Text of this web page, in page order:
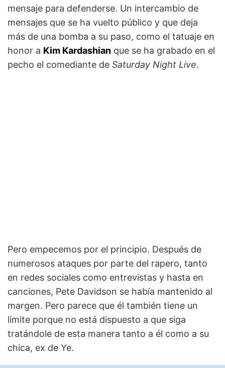
mensaje para defenderse. Un intercambio de
mensajes que se ha vuelto público y que deja
más de una bomba a su paso, como el tatuaje en
honor a Kim Kardashian que se ha grabado en el
pecho el comediante de Saturday Night Live.
Pero empecemos por el principio. Después de
numerosos ataques por parte del rapero, tanto
en redes sociales como entrevistas y hasta en
canciones, Pete Davidson se había mantenido al
margen. Pero parece que él también tiene un
límite porque no está dispuesto a que siga
tratándole de esta manera tanto a él como a su
chica, ex de Ye.